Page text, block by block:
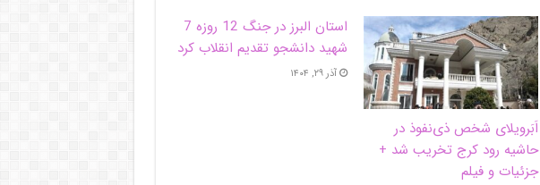
اَبَر‌ویلای شخص ذی‌نفوذ در
حاشیه‌ رود کرج تخریب شد +
جزئیات و فیلم
استان البرز در جنگ 12 روزه 7
شهید دانشجو تقدیم انقلاب کرد
آذر ۲۹, ۱۴۰۴